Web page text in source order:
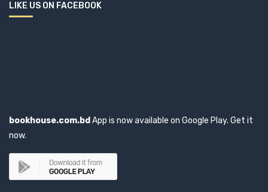
LIKE US ON FACEBOOK
bookhouse.com.bd App is now available on Google Play. Get it
now.